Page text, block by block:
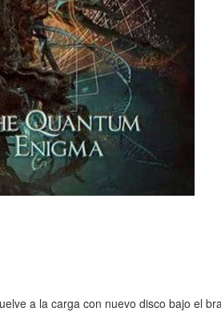
a la carga con nuevo disco bajo el